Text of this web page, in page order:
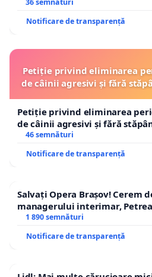
Notificare de transparență
Petiție privind eliminarea
de câinii agresivi și fără
Petiție privind eliminarea
de câinii agresivi și fără
46 semnături
Notificare de transparență
Salvați Opera Brașov! Cerem
managerului interimar,
1 890 semnături
Notificare de transparență